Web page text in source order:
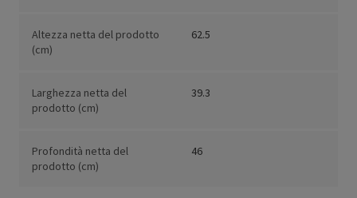
Altezza netta del prodotto
(cm)
62.5
Larghezza netta del
prodotto (cm)
39.3
Profondità netta del
prodotto (cm)
46